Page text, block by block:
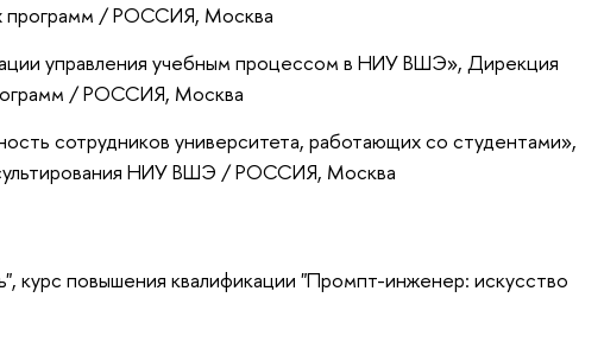
программ / РОССИЯ, Москва
управления учебным процессом в НИУ ВШЭ», Дирекция
/ РОССИЯ, Москва
сотрудников университета, работающих со студентами»,
НИУ ВШЭ / РОССИЯ, Москва
курс повышения квалификации "Промпт-инженер: искусство